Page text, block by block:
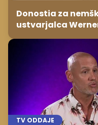
Donostia za
ustvarjalca
TV ODDAJE